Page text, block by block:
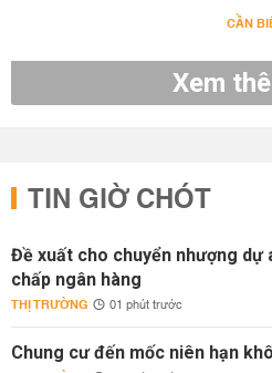
CẦN
Xem
TIN GIỜ CHÓT
Đề xuất cho chuyển nhượng dự
chấp ngân hàng
THỊ TRƯỜNG 01 phút trước
Chung cư đến mốc niên hạn